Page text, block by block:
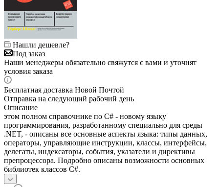
Нашли дешевле?
Под заказ
Наши менеджеры обязательно свяжутся с вами и уточнят
условия заказа
Бесплатная доставка Новой Почтой
Отправка на следующий рабочий день
Описание
этом полном справочнике по C# - новому языку
программирования, разработанному специально для среды
.NET, - описаны все основные аспекты языка: типы данных,
операторы, управляющие инструкции, классы, интерфейсы,
делегаты, индексаторы, события, указатели и директивы
препроцессора. Подробно описаны возможности основных
библиотек классов C#.